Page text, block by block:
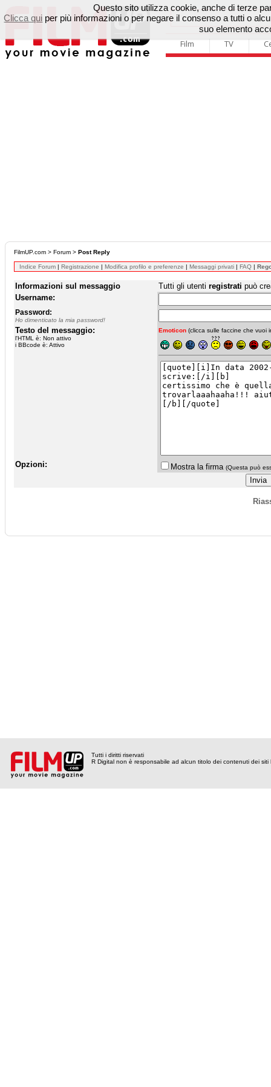
Film TV
FilmUP.com > Forum > Post Reply
Indice Forum | Registrazione | Modifica profilo e preferenze | Messaggi privati | FAQ |
Informazioni sul messaggio Tutti gli utenti registrati può
Username:
Password:
Ho dimenticato la mia password!
Testo del messaggio:
l'HTML è: Non attivo
i BBcode è: Attivo
Emoticon (clicca sulle faccine che vuoi
Opzioni: Mostra la firma (Questa può
Tutti i diritti riservati
R Digital non è responsabile ad alcun titolo dei contenuti dei siti
Questo sito utilizza cookie, anche di terze
Clicca qui per più informazioni o per negare il consenso a tutti o
suo elemento